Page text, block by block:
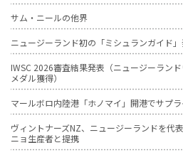
サム・ニールの他界
ニュージーランド初の「ミシュランガイド
IWSC 2026審査結果発表（ニュージーラン
メダル獲得）
マールボロ内陸港「ホノマイ」開港でサプ
ヴィントナーズNZ、ニュージーランドを代
ニョ生産者と提携